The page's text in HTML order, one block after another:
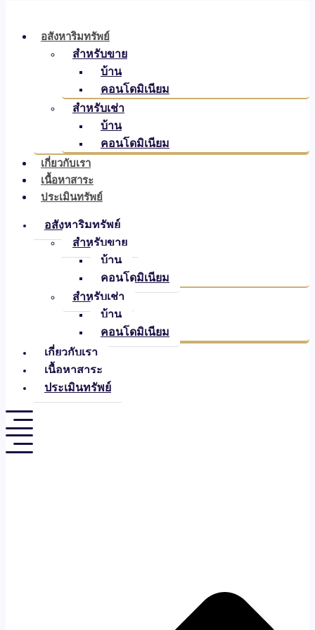
อสังหาริมทรัพย์
สำหรับขาย
บ้าน
คอนโดมิเนียม
สำหรับเช่า
บ้าน
คอนโดมิเนียม
เกี่ยวกับเรา
เนื้อหาสาระ
ประเมินทรัพย์
อสังหาริมทรัพย์
สำหรับขาย
บ้าน
คอนโดมิเนียม
สำหรับเช่า
บ้าน
คอนโดมิเนียม
เกี่ยวกับเรา
เนื้อหาสาระ
ประเมินทรัพย์